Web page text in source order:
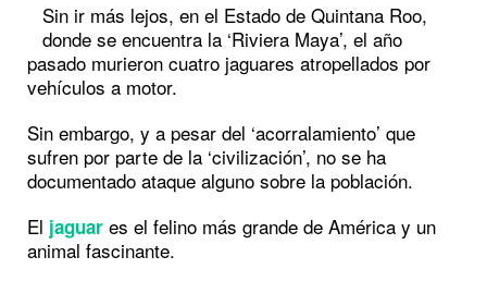
Sin ir más lejos, en el Estado de Quintana Roo,
donde se encuentra la ‘Riviera Maya’, el año
pasado murieron cuatro jaguares atropellados por
vehículos a motor.
Sin embargo, y a pesar del ‘acorralamiento’ que
sufren por parte de la ‘civilización’, no se ha
documentado ataque alguno sobre la población.
El jaguar es el felino más grande de América y un
animal fascinante.